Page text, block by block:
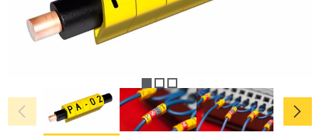
chevron_left chevron_right